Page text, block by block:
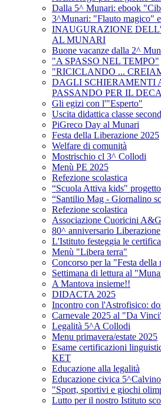
Dalla 5^ Munari: ebook
3^Munari: "Flauto magico"
INAUGURAZIONE
AL MUNARI
Buone vacanze dalla 2^
"A SPASSO NEL TEMPO"
"RICICLANDO ...
DAGLI SCHIERAMENTI
PASSANDO PER IL
Gli egizi con l'"Esperto"
Uscita didattica classe
PiGreco Day al Munari
Festa della Liberazione 2025
Welfare di comunità
Mostrischio cl 3^ Collodi
Menù PE 2025
Refezione scolastica
“Scuola Attiva kids"
“Santilio Mag - Giornalino
Refezione scolastica
Associazione Cuoricini A&G
80^ anniversario Liberazione
L'Istituto festeggia le
Menù "Libera terra"
Concorso per la "Festa della
Settimana di lettura al
A Mantova insieme!!
DIDACTA 2025
Incontro con l'Astrofisico:
Carnevale 2025 al "Da
Legalità 5^A Collodi
Menu primavera/estate 2025
Esame certificazioni
KET
Educazione alla legalità
Educazione civica 5^Calvino
"Sport, sportivi e giochi
Lutto per il nostro Istituto